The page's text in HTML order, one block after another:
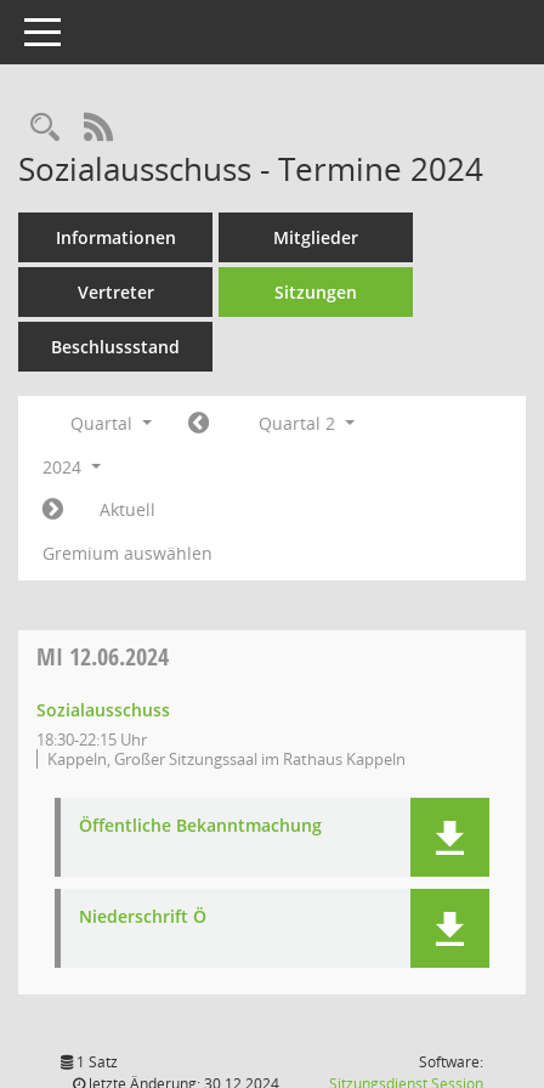
Toggle navigation
Rechercheauswahl
RSS-Feed
Sozialausschuss - Termine 2024
Informationen Mitglieder
Vertreter Sitzungen
Beschlussstand
Quartal
Quartal 2
2024
Aktuell
Gremium auswählen
MI 12.06.2024
Sozialausschuss
18:30-22:15 Uhr
Kappeln, Großer Sitzungssaal im Rathaus Kappeln
Öffentliche Bekanntmachung
Niederschrift Ö
1 Satz
letzte Änderung: 30.12.2024
Software:
SitzungsdienstSession(Wird in